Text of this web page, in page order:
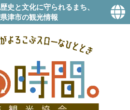
史と文化に守られるまち、
津市の観光情報